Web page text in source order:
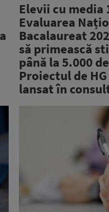
Elevii cu media
Evaluarea
Bacalaureat
să primească
până la 5.000
Proiectul de
lansat în